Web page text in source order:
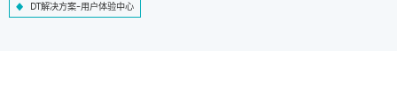
DT解决方案-用户体验中心